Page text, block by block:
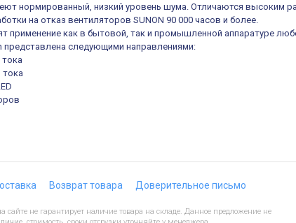
нормированный, низкий уровень шума. Отличаются высоким
на отказ вентиляторов SUNON 90 000 часов и более.
применение как в бытовой, так и промышленной аппаратуре
представлена следующими направлениями:
Возврат товара Доверительное письмо
сайте не гарантирует наличие товара на складе. Данное предложение не